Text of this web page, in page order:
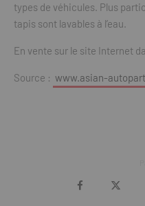
types de véhicules. Plus
tapis sont lavables à l’eau.
En vente sur le site Internet
Source : www.asian-